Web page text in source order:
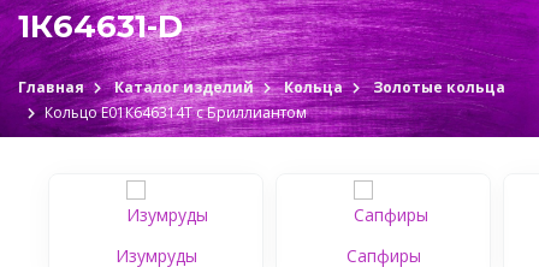
1К64631-D
Главная Каталог изделий Кольца
Золотые кольца
Кольцо Е01К646314Т c Бриллиантом
Изумруды Сапфиры